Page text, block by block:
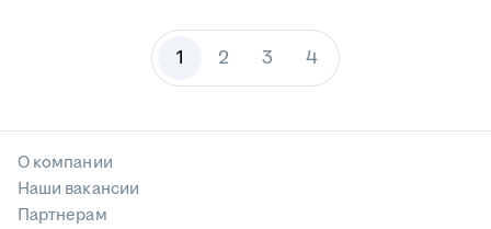
1 2 3 4
О компании
Наши вакансии
Партнерам